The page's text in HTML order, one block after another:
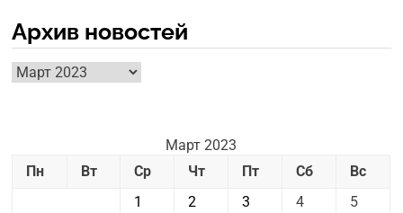
Архив новостей
Архив
новостей
Март 2023
Пн
Вт Ср Чт Пт Сб
Вс
1
2 3 4
5